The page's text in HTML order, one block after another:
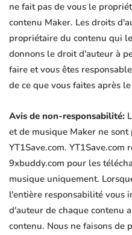
ne fait pas de vous le
contenu Maker. Les droits
propriétaire du contenu qui
donnons le droit d'auteur à
faire et vous êtes
de ce que vous faites après
Avis de non-responsabilité:
et de musique Maker ne sont
YT1Save.com.
9xbuddy.com pour les
musique uniquement.
l'entière responsabilité vous
d'auteur de chaque contenu
contenu. Nous ne faisons